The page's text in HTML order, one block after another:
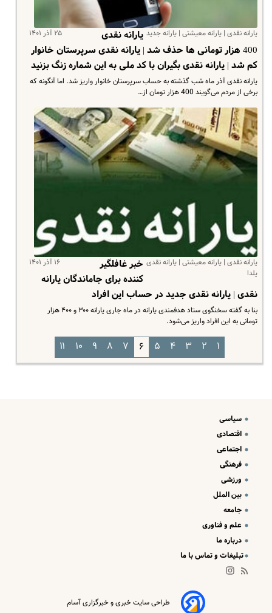
یارانه نقدی | یارانه معیشتی | یارانه جدید ۲۵ آذر ۱۴۰۱
یارانه نقدی
400 هزار تومانی ها حذف شد | یارانه نقدی سرپرستان خانوار
کم شد | یارانه نقدی بگیران با کد ملی به این شماره زنگ بزنید
یارانه نقدی آذر ماه شب گذشته به حساب سرپرستان خانوار واریز شد. اما آنگونه که
برخی از مردم می‌گویند 400 هزار تومان از…
یارانه نقدی | یارانه معیشتی | یارانه نقدی
یلدا
۱۶ آذر ۱۴۰۱
خبر غافلگیر
کننده برای جاماندگان یارانه
نقدی | یارانه نقدی جدید در حساب این افراد
بنا به گفته سخنگوی ستاد هدفمندی یارانه در ماه جاری یارانه ۳۰۰ و ۴۰۰ هزار
تومانی به این افراد واریز می‌شود.
۱ ۲ ۳ ۴ ۵ ۶ ۷ ۸ ۹ ۱۰ ۱۱
سیاسی
اقتصادی
اجتماعی
فرهنگی
ورزشی
بین الملل
جامعه
علم و فناوری
درباره ما
تبلیغات و تماس با ما
طراحی سایت خبری و خبرگزاری آسام